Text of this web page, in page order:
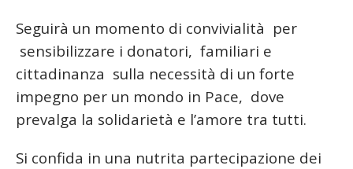
Seguirà un momento di convivialità per
sensibilizzare i donatori, familiari e
cittadinanza sulla necessità di un forte
impegno per un mondo in Pace, dove
prevalga la solidarietà e l’amore tra tutti.
Si confida in una nutrita partecipazione dei